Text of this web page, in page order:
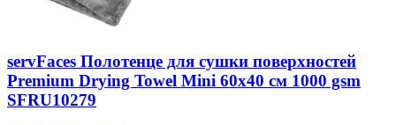
servFaces Полотенце для сушки поверхностей
Premium Drying Towel Mini 60x40 см 1000 gsm
SFRU10279